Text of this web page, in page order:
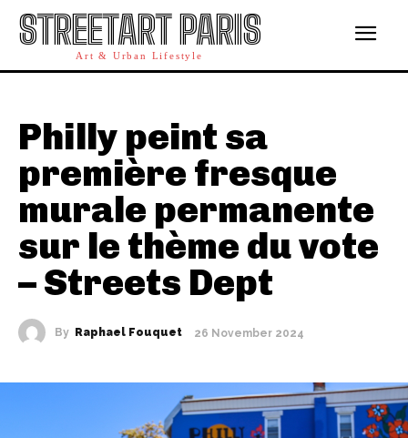
STREETART PARIS
Art & Urban Lifestyle
Philly peint sa
première fresque
murale permanente
sur le thème du vote
– Streets Dept
By Raphael Fouquet 26 November 2024